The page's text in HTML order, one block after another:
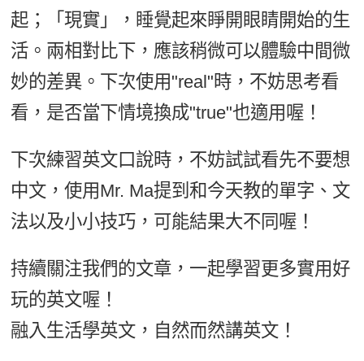
起；「現實」，睡覺起來睜開眼睛開始的生
活。兩相對比下，應該稍微可以體驗中間微
妙的差異。下次使用"real"時，不妨思考看
看，是否當下情境換成"true"也適用喔！
下次練習英文口說時，不妨試試看先不要想
中文，使用Mr. Ma提到和今天教的單字、文
法以及小小技巧，可能結果大不同喔！
持續關注我們的文章，一起學習更多實用好
玩的英文喔！
融入生活學英文，自然而然講英文！